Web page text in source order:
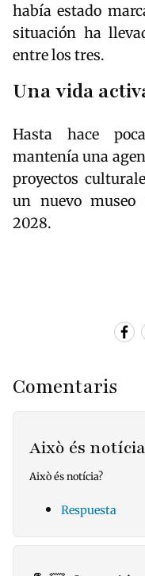
había estado
situación ha
entre los tres.
Una vida
Hasta hace
mantenía una
proyectos
un nuevo museo
2028.
Comentaris
Això és
Això és notícia?
Respuesta